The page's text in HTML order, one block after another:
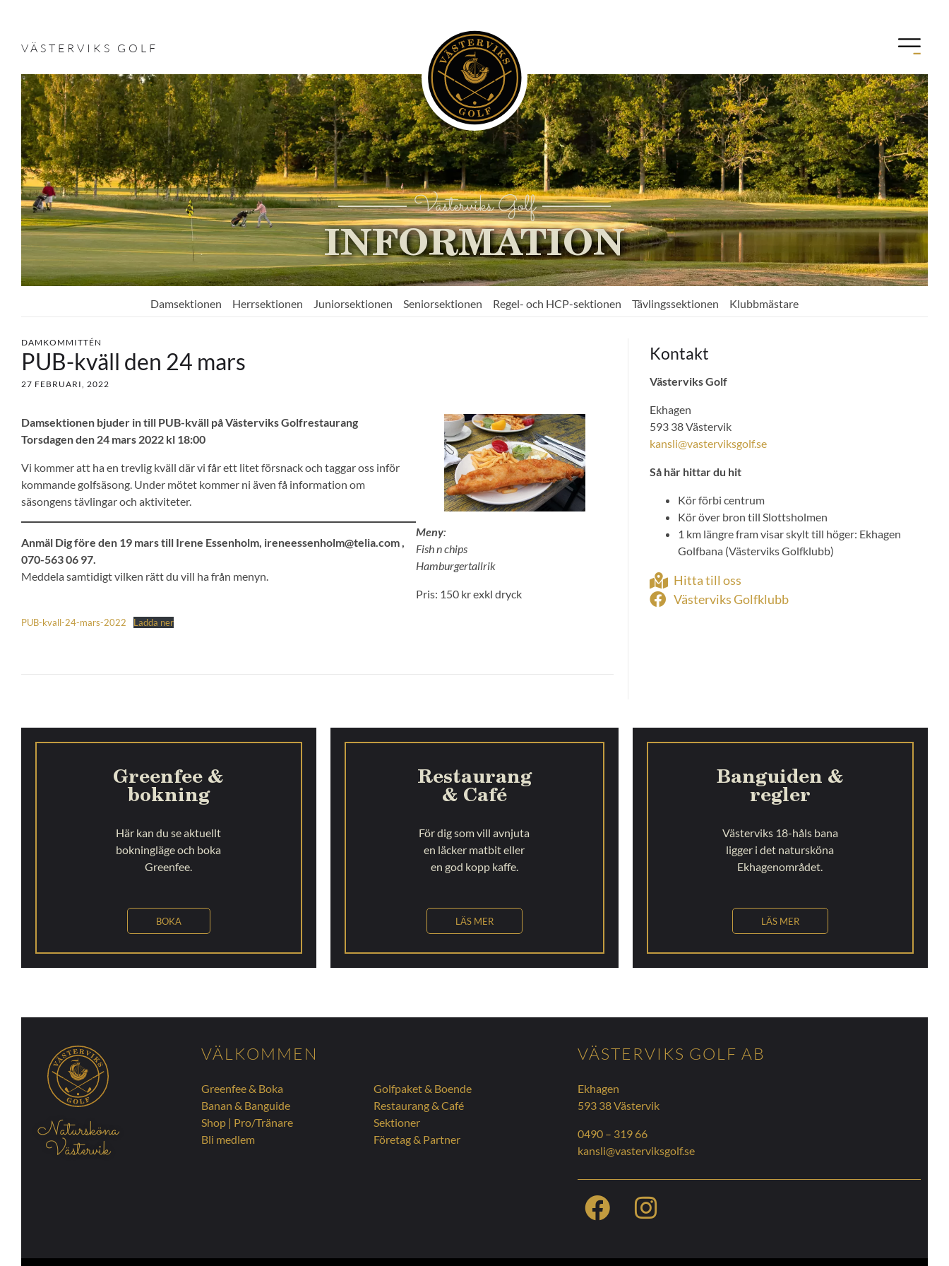
VÄSTERVIKS GOLF
Västerviks Golf
INFORMATION
Damsektionen Herrsektionen Juniorsektionen Seniorsektionen Regel- och HCP-sektionen Tävlingssektionen Klubbmästare
DAMKOMMITTÉN
PUB-kväll den 24 mars
27 FEBRUARI, 2022
Damsektionen bjuder in till PUB-kväll påVästerviks Golfrestaurang
Torsdagen den 24 mars 2022 kl 18:00
Vi kommer att ha en trevlig kväll där vi får ett litet försnack och taggar oss inför
kommande golfsäsong. Under mötet kommer ni även få information om
säsongens tävlingar och aktiviteter.
Anmäl Dig före den 19 mars till Irene Essenholm, ireneessenholm@telia.com ,
070-563 06 97.
Meddela samtidigt vilken rätt du vill ha från menyn.
Meny:
Fish n chips
Hamburgertallrik
Pris: 150 kr exkl dryck
PUB-kvall-24-mars-2022 Ladda ner
Kontakt
Västerviks Golf
Ekhagen
593 38 Västervik
kansli@vasterviksgolf.se
Så här hittar du hit
Kör förbi centrum
Kör över bron till Slottsholmen
1 km längre fram visar skylt till höger: Ekhagen
Golfbana (Västerviks Golfklubb)
Hitta till oss
Västerviks Golfklubb
Greenfee &
bokning
Här kan du se aktuellt
bokningläge och boka
Greenfee.
BOKA
Restaurang
& Café
För dig som vill avnjuta
en läcker matbit eller
en god kopp kaffe.
LÄS MER
Banguiden &
regler
Västerviks 18-håls bana
ligger i det natursköna
Ekhagenområdet.
LÄS MER
Natursköna
Västervik
VÄLKOMMEN
Greenfee & Boka
Banan & Banguide
Shop | Pro/Tränare
Bli medlem
Golfpaket & Boende
Restaurang & Café
Sektioner
Företag & Partner
VÄSTERVIKS GOLF AB
Ekhagen
593 38 Västervik
0490 – 319 66
kansli@vasterviksgolf.se